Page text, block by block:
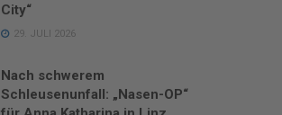
City“
29. JULI 2026
Nach schwerem
Schleusenunfall: „Nasen-OP“